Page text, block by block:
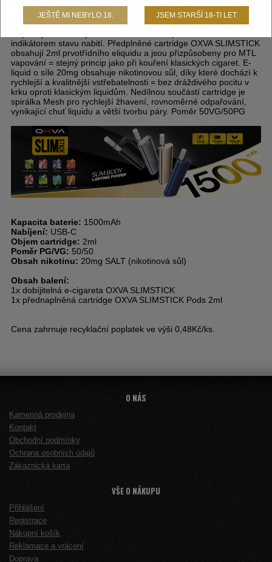
SLIMSTICK je kompaktní a výkonná elektronická cigareta s
předplněnou cartridgí o objemu 2ml. Odlehčené tělo baterie
indikátorem stavu nabití. Předplněné cartridge OXVA SLIMSTICK
obsahují 2ml prvotřídního eliquidu a jsou přizpůsobeny pro MTL
vapování = stejný princip jako při kouření klasických cigaret. E-
liquid o síle 20mg obsahuje nikotinovou sůl, díky které dochází k
rychlejší a kvalitnější vstřebatelnosti = bez dráždivého pocitu v
krku oproti klasickým liquidům. Nedílnou součástí cartridge je
spirálka Mesh pro rychlejší žhavení, rovnoměrné odpařování,
vynikající chuť liquidu a větší tvorbu páry. Poměr 50VG/50PG
Kapacita baterie: 1500mAh
Nabíjení: USB-C
Objem cartridge: 2ml
Poměr PG/VG: 50/50
Obsah nikotinu: 20mg SALT (nikotinová sůl)
Obsah balení:
1x dobíjitelná e-cigareta OXVA SLIMSTICK
1x přednaplněná cartridge OXVA SLIMSTICK Pods 2ml
Cena zahrnuje recyklační poplatek ve výši 0,48Kč/ks.
O NÁS
Kamenná prodejna
Kontakt
Obchodní podmínky
Ochrana osobních údajů
Zákaznická karta
VŠE O NÁKUPU
Přihlášení
Registrace
Nákupní košík
Reklamace a vrácení
Doprava
JEŠTĚ MI NEBYLO 18. JSEM STARŠÍ 18-TI LET.